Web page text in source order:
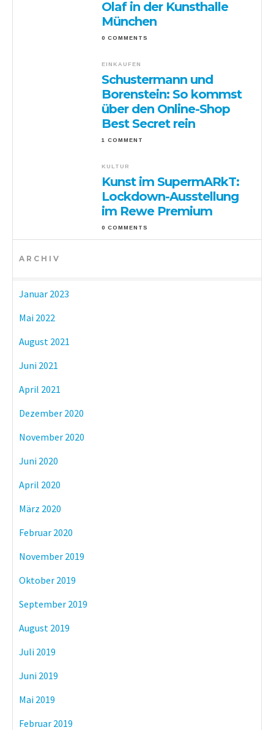
Olaf in der Kunsthalle
München
0 COMMENTS
EINKAUFEN
Schustermann und
Borenstein: So kommst
über den Online-Shop
Best Secret rein
1 COMMENT
KULTUR
Kunst im SupermARkT:
Lockdown-Ausstellung
im Rewe Premium
0 COMMENTS
ARCHIV
Januar 2023
Mai 2022
August 2021
Juni 2021
April 2021
Dezember 2020
November 2020
Juni 2020
April 2020
März 2020
Februar 2020
November 2019
Oktober 2019
September 2019
August 2019
Juli 2019
Juni 2019
Mai 2019
Februar 2019